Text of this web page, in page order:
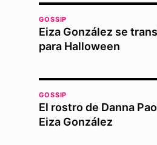
GOSSIP
Eiza González se
para Halloween
GOSSIP
El rostro de Danna
Eiza González